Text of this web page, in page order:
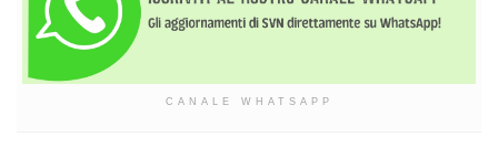
CANALE WHATSAPP